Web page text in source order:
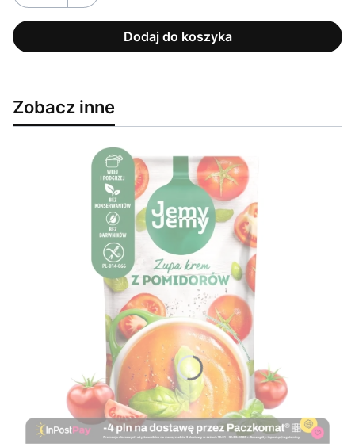
Dodaj do koszyka
Zobacz inne